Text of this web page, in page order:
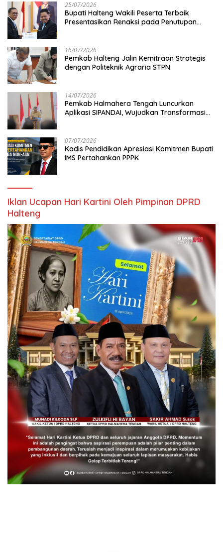
25/07/2026
Bupati Halteng Wakili Peserta Terbaik
Presentasikan Renaksi pada Penutupan
16/07/2026
Pemkab Halteng Jalin Kemitraan Strategis
dengan Politeknik Agraria STPN
14/07/2026
Pemkab Halmahera Tengah Luncurkan
Aplikasi SIPANDAI, Wujudkan Transformasi
07/07/2026
Kadis Pendidikan Apresiasi Komitmen Bupati
IMS Pertahankan PPPK
Iklan Ucapan Hari Kartini Oleh Pimpinan DPRD
Halteng